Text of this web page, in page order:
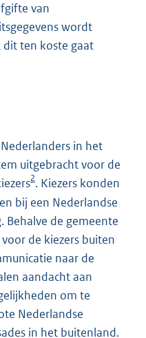
van
wordt
ten koste gaat
in het
uitgebracht voor de
2. Kiezers konden
bij een Nederlandse
de gemeente
de kiezers buiten
naar de
aandacht aan
om te
Nederlandse
in het buitenland.